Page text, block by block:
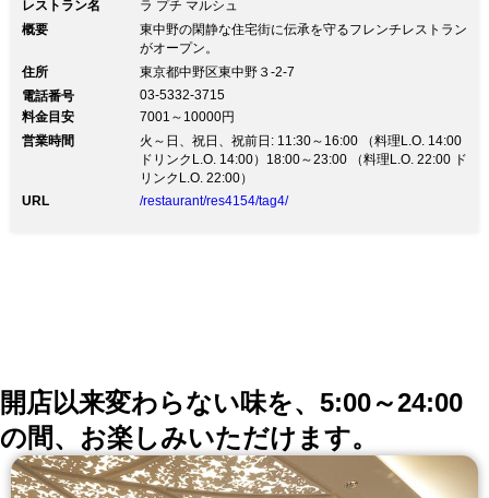
レストラン名
ラ プチ マルシュ
概要
東中野の閑静な住宅街に伝承を守るフレンチレストラン
がオープン。
住所
東京都中野区東中野３-2-7
電話番号
03-5332-3715
料金目安
7001～10000円
営業時間
火～日、祝日、祝前日: 11:30～16:00 （料理L.O. 14:00
ドリンクL.O. 14:00）18:00～23:00 （料理L.O. 22:00 ド
リンクL.O. 22:00）
URL
/restaurant/res4154/tag4/
開店以来変わらない味を、5:00～24:00
の間、お楽しみいただけます。